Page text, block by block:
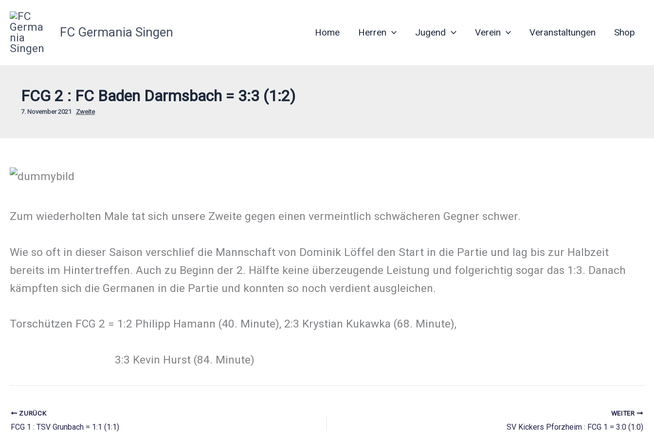
Zum
Inhalt
springen
FC Germania Singen Home Herren Jugend Verein Veranstaltungen Shop
FCG 2 : FC Baden Darmsbach = 3:3 (1:2)
7. November 2021 Zweite
Zum wiederholten Male tat sich unsere Zweite gegen einen vermeintlich schwächeren Gegner schwer.
Wie so oft in dieser Saison verschlief die Mannschaft von Dominik Löffel den Start in die Partie und lag bis zur Halbzeit
bereits im Hintertreffen. Auch zu Beginn der 2. Hälfte keine überzeugende Leistung und folgerichtig sogar das 1:3. Danach
kämpften sich die Germanen in die Partie und konnten so noch verdient ausgleichen.
Torschützen FCG 2 = 1:2 Philipp Hamann (40. Minute), 2:3 Krystian Kukawka (68. Minute),
3:3 Kevin Hurst (84. Minute)
ZURÜCK
FCG 1 : TSV Grunbach = 1:1 (1:1)
WEITER
SV Kickers Pforzheim : FCG 1 = 3:0 (1:0)